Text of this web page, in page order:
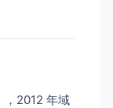
，2012 年域